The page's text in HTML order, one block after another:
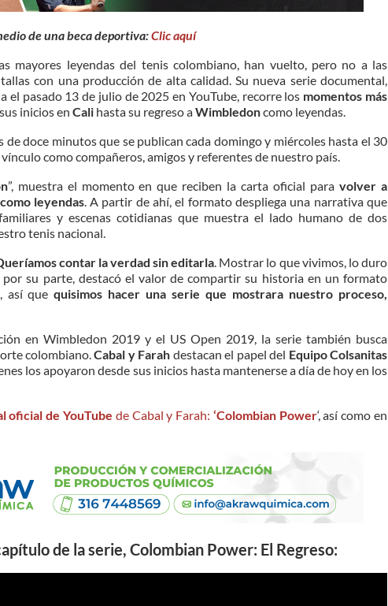
de una beca deportiva:Clic aquí
mayores leyendas del tenis colombiano, han vuelto, pero no a las
con una producción de alta calidad. Su nueva serie documental,
el pasado 13 de julio de 2025 en YouTube, recorre los momentos más
inicios en Cali hasta su regreso aWimbledoncomo leyendas.
de doce minutos que se publican cada domingo y miércoles hasta el 30
como compañeros, amigos y referentes de nuestro país.
”, muestra el momento en que reciben la carta oficial paravolver a
como leyendas. A partir de ahí, el formato despliega una narrativa que
y escenas cotidianas que muestra el lado humano de dos
tenis nacional.
contar la verdad sin editarla. Mostrar lo que vivimos, lo duro
por su parte, destacó el valor de compartir su historia en un formato
así que quisimos hacer una serie que mostrara nuestro proceso,
en Wimbledon 2019 y el US Open 2019, la serie también busca
colombiano.Cabal y Farah destacan el papel del Equipo Colsanitas
los apoyaron desde sus inicios hasta mantenerse a día de hoy en los
oficial de YouTube de Cabal y Farah: ‘Colombian Power‘, así como en
de la serie, Colombian Power: El Regreso: